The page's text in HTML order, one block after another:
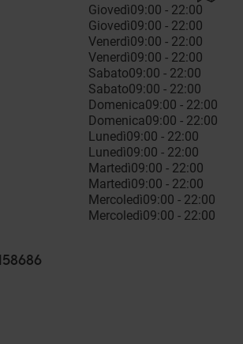
Giovedì09:00 - 22:00
Giovedì09:00 - 22:00
Venerdì09:00 - 22:00
Venerdì09:00 - 22:00
Sabato09:00 - 22:00
Sabato09:00 - 22:00
Domenica09:00 - 22:00
Domenica09:00 - 22:00
Lunedì09:00 - 22:00
Lunedì09:00 - 22:00
Martedì09:00 - 22:00
Martedì09:00 - 22:00
Mercoledì09:00 - 22:00
Mercoledì09:00 - 22:00